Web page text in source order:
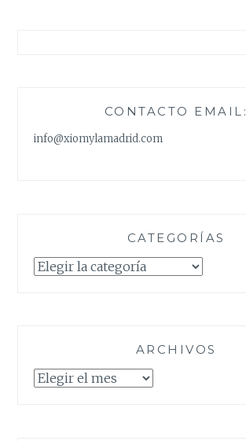
CONTACTO EMAIL:
info@xiomylamadrid.com
CATEGORÍAS
Categorías
ARCHIVOS
Archivos